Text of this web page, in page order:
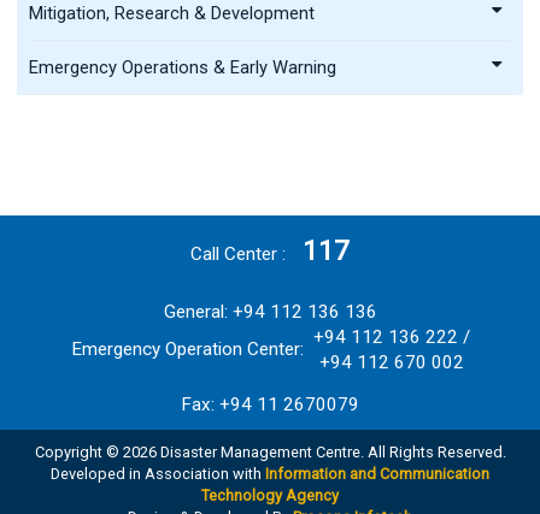
Mitigation, Research & Development
Emergency Operations & Early Warning
Call Center 117
General: +94 112 136 136
Emergency Operation Center:
+94 112 136 222 /
+94 112 670 002
Fax: +94 11 2670079
Copyright © 2026 Disaster Management Centre. All Rights Reserved.
Developed in Association with Information and Communication
Technology Agency